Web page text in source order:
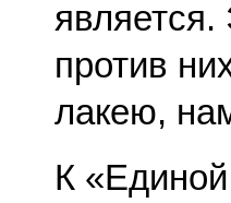
против
лакею,
К